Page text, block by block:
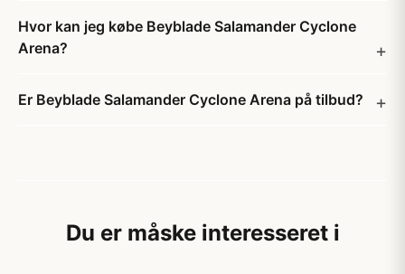
Hvor kan jeg købe Beyblade Salamander Cyclone
Arena?
Er Beyblade Salamander Cyclone Arena på tilbud?
Du er måske interesseret i